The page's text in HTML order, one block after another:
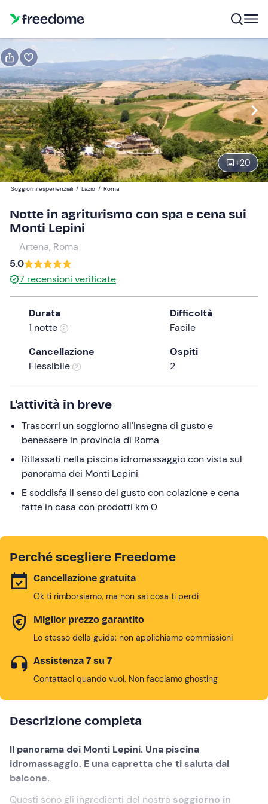
+20
Navigate
forward
to
interact
with
the
calendar
and
select
date.
Press
the
question
mark
keyboard
shortcuts
for
changing
dates.
Modifica
14:00 Modifica
Ospiti
100 €
2
Soggiorni esperienziali / Lazio / Roma
Notte in agriturismo con spa e cena sui
Monti Lepini
Artena, Roma
5.0
7 recensioni verificate
Durata
1 notte
Difficoltà
Facile
Cancellazione
Flessibile
Ospiti
2
L’attività in breve
Trascorri un soggiorno all'insegna di gusto e
benessere in provincia di Roma
Rillassati nella piscina idromassaggio con vista sul
panorama dei Monti Lepini
E soddisfa il senso del gusto con colazione e cena
fatte in casa con prodotti km 0
Perché scegliere Freedome
Cancellazione gratuita
Ok ti rimborsiamo, ma non sai cosa ti perdi
Miglior prezzo garantito
Lo stesso della guida: non applichiamo commissioni
Assistenza 7 su 7
Contattaci quando vuoi. Non facciamo ghosting
Descrizione completa
Il panorama dei Monti Lepini. Una piscina
idromassaggio. E una capretta che ti saluta dal
balcone.
Questi sono gli ingredienti del nostro soggiorno in